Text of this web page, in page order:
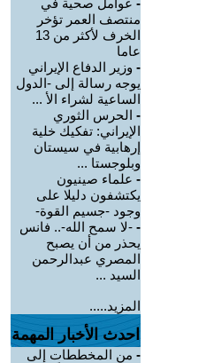
- عوامل صحية في
منتصف العمر تؤخر
الخرف لأكثر من 13
عاما
- وزير الدفاع الإيراني
يوجه رسالة إلى -الدول
الساعية لشراء الأ ...
- الحرس الثوري
الإيراني: تفكيك خلية
إرهابية في سيستان
وبلوجستا ...
- علماء صينيون
يكتشفون دليلا على
وجود -جسيم القوة-
- -لا سمح الله-.. فانس
يحذر من أن يصبح
المصري عبدالرحمن
السيد ...
المزيد.....
احدث الأخبار المهمة
- من المخططات إلى